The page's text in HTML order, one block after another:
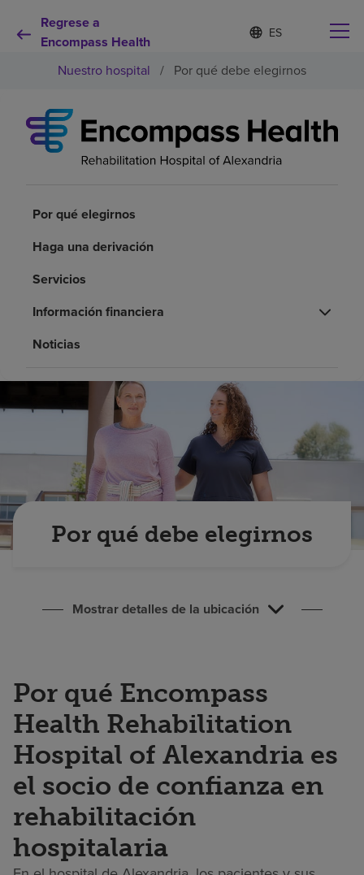
Regrese a
Encompass Health
Lista
de
idiomas
contraída
d
o
s
e
e
Por qué debe elegirnos
Recursos de salud
Pagar mi factura
Nuestro hospital / Por qué debe elegirnos
Por qué elegirnos
Haga una derivación
Servicios
Información financiera
Noticias
Por qué debe elegirnos
Mostrar detalles de la ubicación
Por qué Encompass
Health Rehabilitation
Hospital of Alexandria es
el socio de confianza en
rehabilitación
hospitalaria